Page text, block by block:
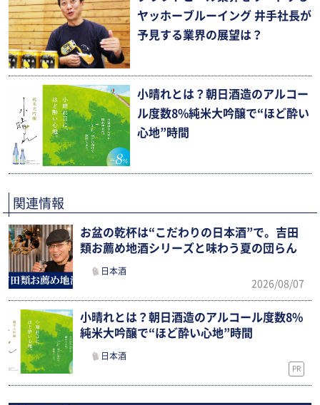
ヤッホーブルーイング 井手社長が
予見する業界の展望は？
小晴れとは？朝日酒造のアルコー
ル度数8%純米大吟醸で“ほど酔い
心地”時間
関連情報
お盆の乾杯は“こだわりの日本酒”で。吉田
類お薦め地酒シリーズと味わう夏の団らん
日本酒
2026/08/07
小晴れとは？朝日酒造のアルコール度数8%
純米大吟醸で“ほど酔い心地”時間
日本酒
PR